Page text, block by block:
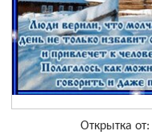
Открытка от: